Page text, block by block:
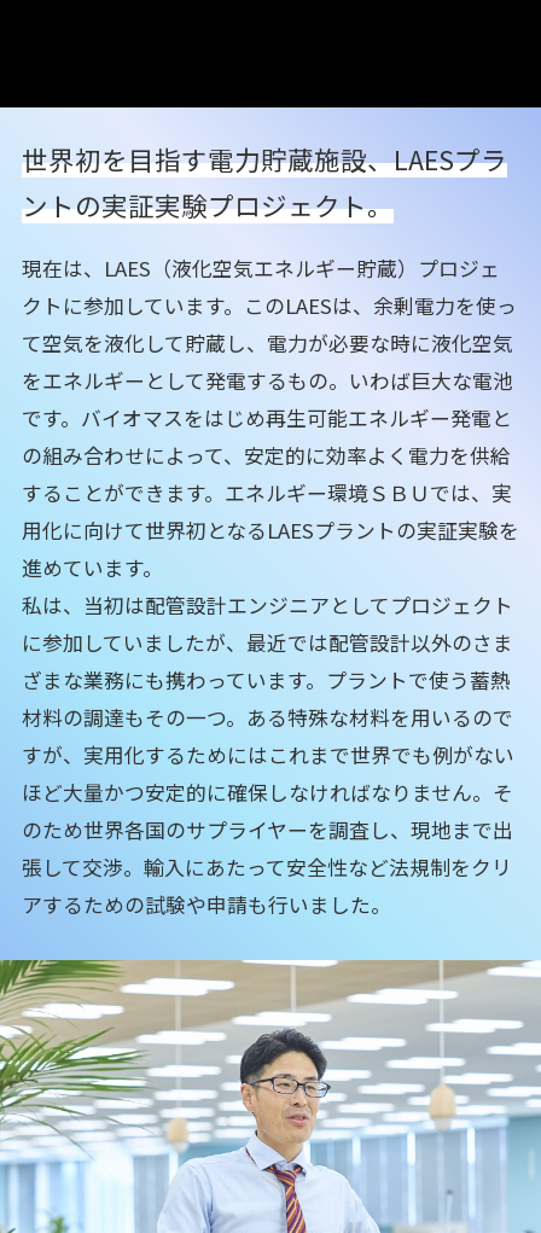
世界初を目指す電力貯蔵施設、LAESプラ
ントの実証実験プロジェクト。
現在は、LAES（液化空気エネルギー貯蔵）プロジェ
クトに参加しています。このLAESは、余剰電力を使っ
て空気を液化して貯蔵し、電力が必要な時に液化空気
をエネルギーとして発電するもの。いわば巨大な電池
です。バイオマスをはじめ再生可能エネルギー発電と
の組み合わせによって、安定的に効率よく電力を供給
することができます。エネルギー環境ＳＢＵでは、実
用化に向けて世界初となるLAESプラントの実証実験を
進めています。
私は、当初は配管設計エンジニアとしてプロジェクト
に参加していましたが、最近では配管設計以外のさま
ざまな業務にも携わっています。プラントで使う蓄熱
材料の調達もその一つ。ある特殊な材料を用いるので
すが、実用化するためにはこれまで世界でも例がない
ほど大量かつ安定的に確保しなければなりません。そ
のため世界各国のサプライヤーを調査し、現地まで出
張して交渉。輸入にあたって安全性など法規制をクリ
アするための試験や申請も行いました。